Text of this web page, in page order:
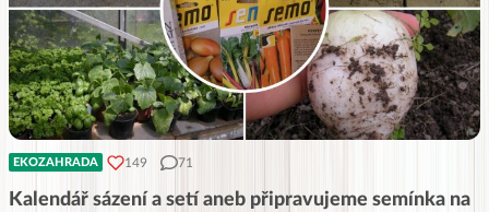
EKOZAHRADA 149 71
Kalendář sázení a setí aneb připravujeme semínka na